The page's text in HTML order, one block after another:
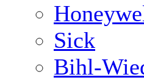
Sick
Bihl-